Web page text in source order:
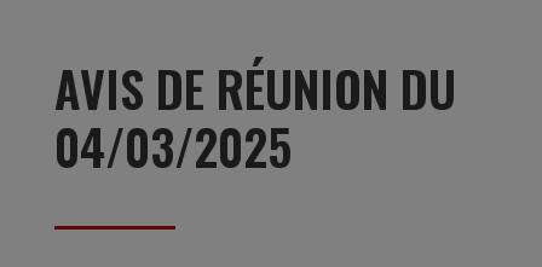
AVIS DE RÉUNION DU
04/03/2025